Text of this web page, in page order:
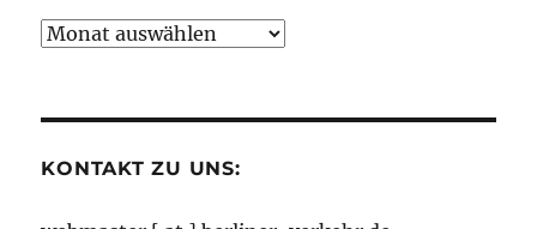
Neuigkeiten
KONTAKT ZU UNS: